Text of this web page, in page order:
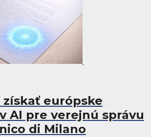
európske
AI pre verejnú správu
di Milano